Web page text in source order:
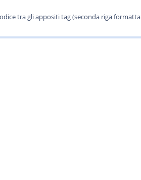
tra gli appositi tag (seconda riga